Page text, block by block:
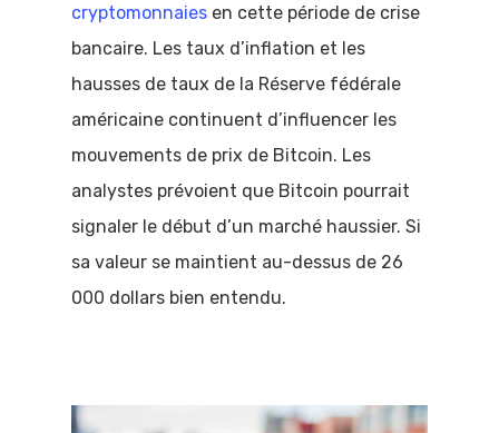
cryptomonnaies en cette période de crise
bancaire. Les taux d’inflation et les
hausses de taux de la Réserve fédérale
américaine continuent d’influencer les
mouvements de prix de Bitcoin. Les
analystes prévoient que Bitcoin pourrait
signaler le début d’un marché haussier. Si
sa valeur se maintient au-dessus de 26
000 dollars bien entendu.